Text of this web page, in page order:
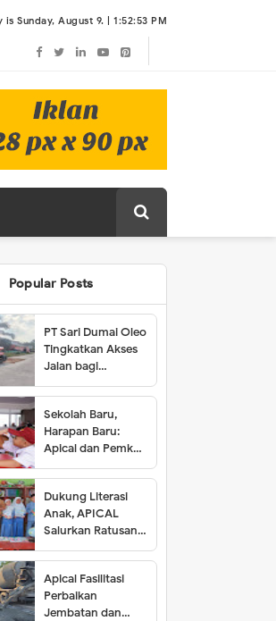
is Sunday, August 9. | 1:52:53 PM
Popular Posts
PT Sari Dumai Oleo
Tingkatkan Akses
Jalan bagi
Masyarakat Lubuk
Gaung
Sekolah Baru,
Harapan Baru:
Apical dan Pemkot
Dumai Resmikan
SDN 001 Lubuk
Gaung
Dukung Literasi
Anak, APICAL
Salurkan Ratusan
Buku ke Tiga SD di
Dumai
Apical Fasilitasi
Perbaikan
Jembatan dan